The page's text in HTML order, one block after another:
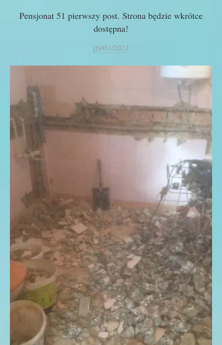
Pensjonat 51 pierwszy post. Strona będzie wkrótce
dostępna!
09/01/2021